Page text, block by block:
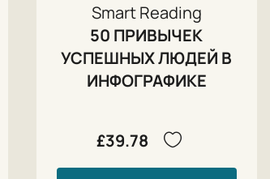
Smart Reading
50 ПРИВЫЧЕК
УСПЕШНЫХ ЛЮДЕЙ В
ИНФОГРАФИКЕ
£39.78